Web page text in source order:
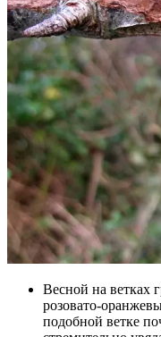
Весной на ветках
розовато-
подобной ветке